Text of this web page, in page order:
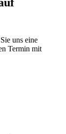
uns eine
Termin mit